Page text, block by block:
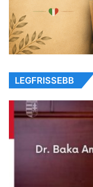
LEGFRISSEBB